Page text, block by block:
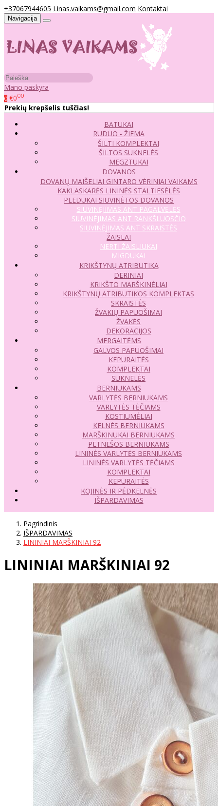
+37067944605 Linas.vaikams@gmail.com Kontaktai
Navigacija
Mano paskyra
0 €000
Prekių krepšelis tuščias!
BATUKAI
RUDUO - ŽIEMA
ŠILTI KOMPLEKTAI
ŠILTOS SUKNELĖS
MEGZTUKAI
DOVANOS
DOVANŲ MAIŠELIAI GINTARO VĖRINIAI VAIKAMS
KAKLASKARĖS LININĖS STALTIESĖLĖS
PLEDUKAI SIUVINĖTOS DOVANOS
SIUVINĖJIMAS ANT PAGALVĖLĖS
SIUVINĖJIMAS ANT RANKŠLUOSČIO
SIUVINĖJIMAS ANT SKRAISTĖS
ŽAISLAI
NERTI ŽAISLIUKAI
MIGDUKAI
KRIKŠTYNŲ ATRIBUTIKA
DERINIAI
KRIKŠTO MARŠKINĖLIAI
KRIKŠTYNŲ ATRIBUTIKOS KOMPLEKTAS
SKRAISTĖS
ŽVAKIŲ PAPUOŠIMAI
ŽVAKĖS
DEKORACIJOS
MERGAITĖMS
GALVOS PAPUOŠIMAI
KEPURAITĖS
KOMPLEKTAI
SUKNELĖS
BERNIUKAMS
VARLYTĖS BERNIUKAMS
VARLYTĖS TĖČIAMS
KOSTIUMĖLIAI
KELNĖS BERNIUKAMS
MARŠKINUKAI BERNIUKAMS
PETNEŠOS BERNIUKAMS
LININĖS VARLYTĖS BERNIUKAMS
LININĖS VARLYTĖS TĖČIAMS
KOMPLEKTAI
KEPURAITĖS
KOJINĖS IR PĖDKELNĖS
IŠPARDAVIMAS
Pagrindinis
IŠPARDAVIMAS
LININIAI MARŠKINIAI 92
LININIAI MARŠKINIAI 92